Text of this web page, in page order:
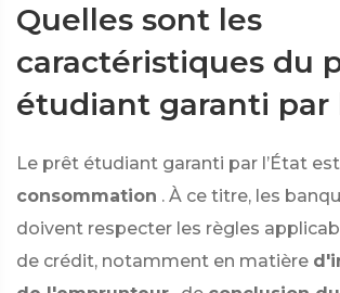
Quelles sont les
caractéristiques du
étudiant garanti par
Le prêt étudiant garanti par l’État
consommation . À ce titre, les
doivent respecter les règles
de crédit, notamment en matière